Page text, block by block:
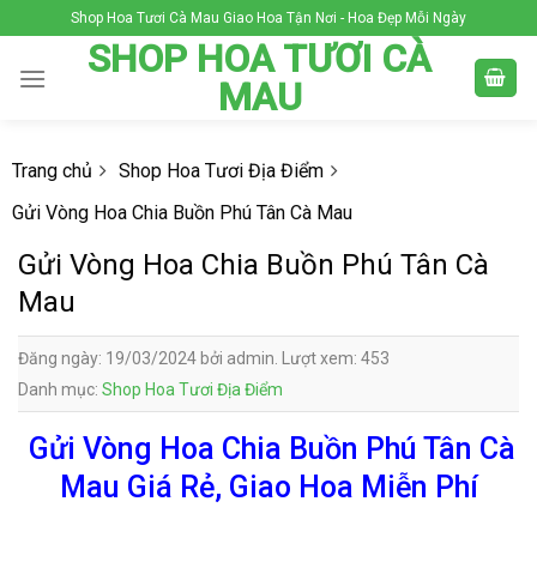
to
content
Shop Hoa Tươi Cà Mau Giao Hoa Tận Nơi - Hoa Đẹp Mỗi Ngày
SHOP HOA TƯƠI CÀ
MAU
Trang chủ
Shop Hoa Tươi Địa Điểm
Gửi Vòng Hoa Chia Buồn Phú Tân Cà Mau
Gửi Vòng Hoa Chia Buồn Phú Tân Cà
Mau
Đăng ngày: 19/03/2024 bởi admin. Lượt xem: 453
Danh mục: Shop Hoa Tươi Địa Điểm
Gửi Vòng Hoa Chia Buồn Phú Tân Cà
Mau Giá Rẻ, Giao Hoa Miễn Phí